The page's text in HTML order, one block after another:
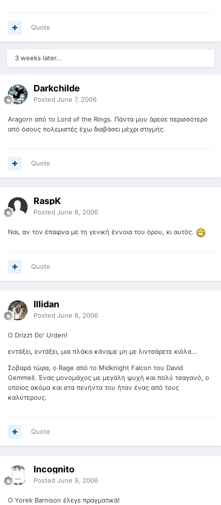
Quote
3 weeks later...
Darkchilde
Posted June 7, 2006
Aragorn από το Lord of the Rings. Πάντα μου άρεσε περισσότερο
από όσους πολεμιστές έχω διαβάσει μέχρι στιγμής.
Quote
RaspK
Posted June 8, 2006
Ναι, αν τον έπαιρνα με τη γενική έννοια του όρου, κι αυτός.
Quote
Illidan
Posted June 8, 2006
O Drizzt Do' Urden!
εντάξει, εντάξει, μια πλάκα κάναμε μη με λιντσάρετε κιόλα...
Σοβαρά τώρα, ο Rage από το Midknight Falcon του David
Gemmell. Ένας μονομάχος με μεγάλη ψυχή και πολύ τσαγανό, ο
οποίος ακόμα και στα πενήντα του ήταν ένας από τους
καλύτερους.
Quote
Incognito
Posted June 9, 2006
Ο Yorek Barnison έλεγε πραγματικά!